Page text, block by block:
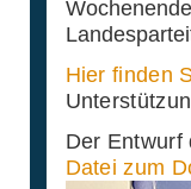
Hier finden
Der
Datei zum